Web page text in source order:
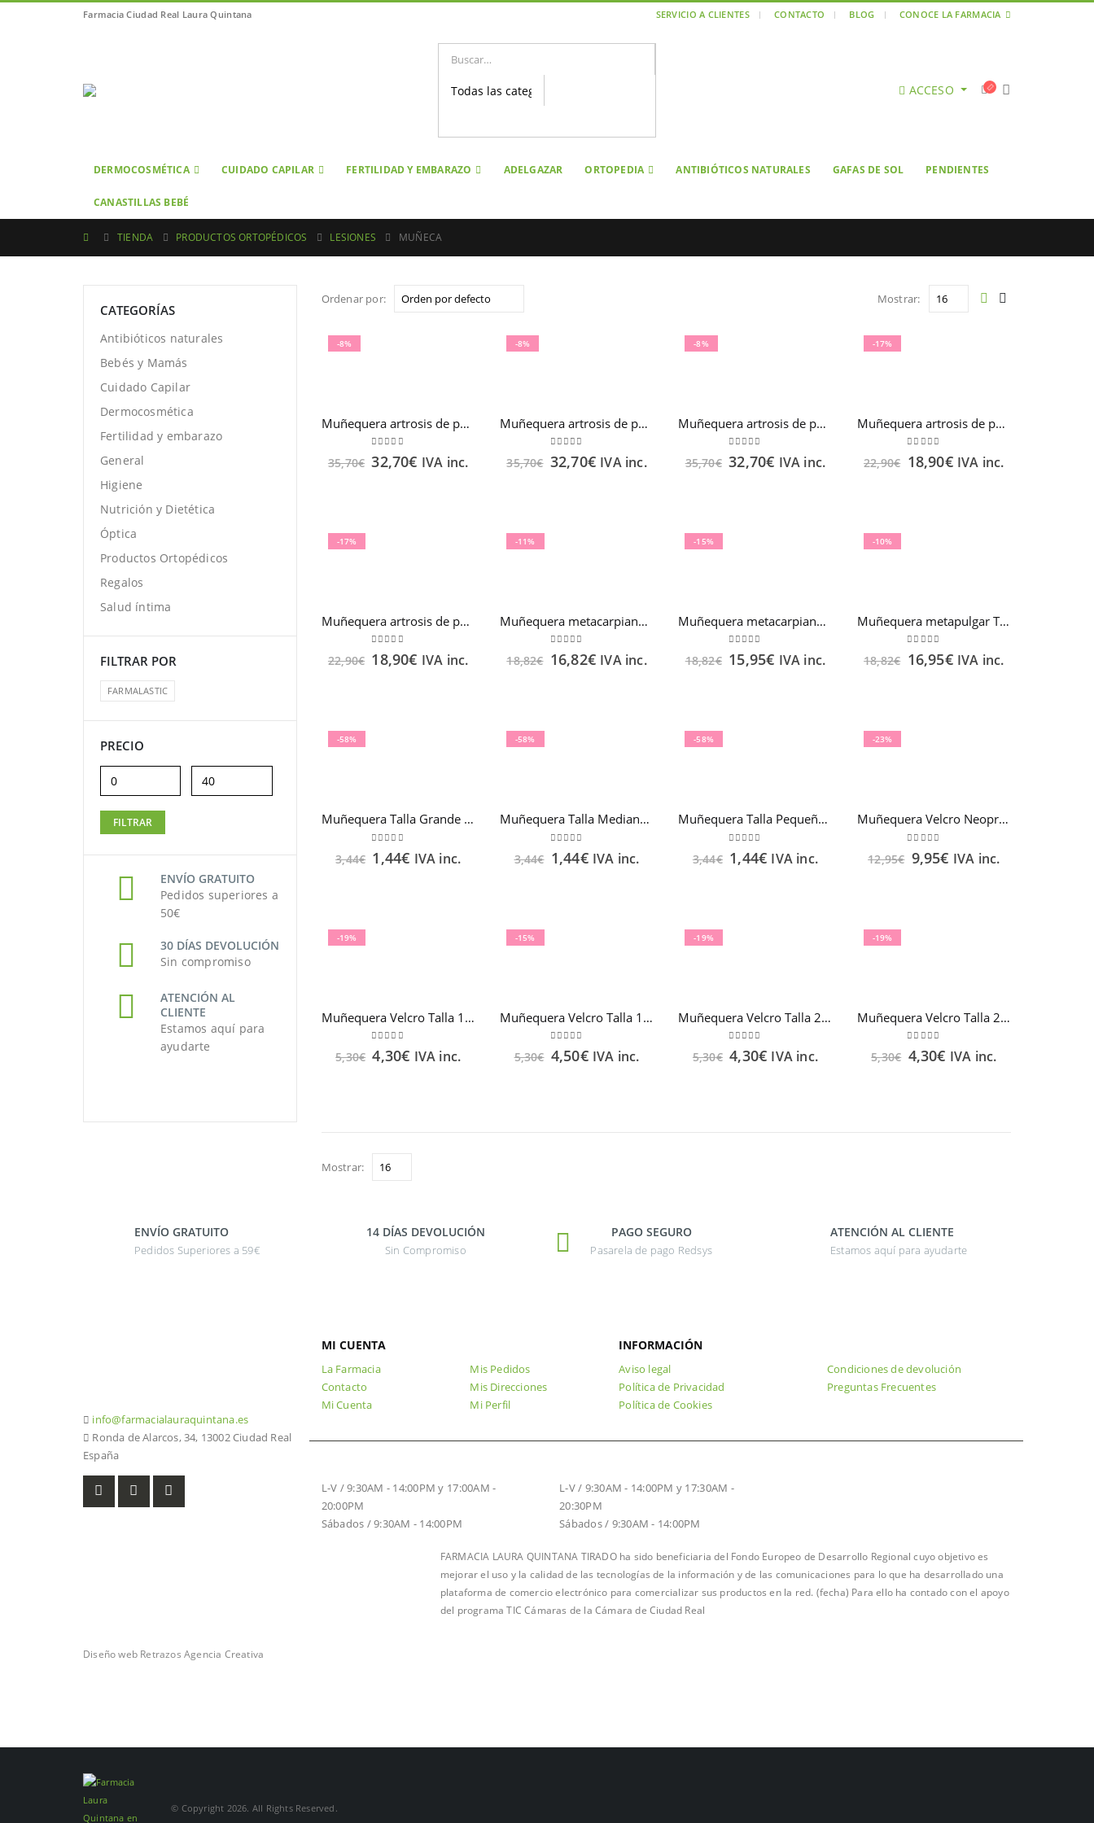
Farmacia Ciudad Real Laura Quintana SERVICIO A CLIENTES CONTACTO BLOG CONOCE LA FARMACIA
ACCESO
DERMOCOSMÉTICA CUIDADO CAPILAR FERTILIDAD Y EMBARAZO ADELGAZAR ORTOPEDIA ANTIBIÓTICOS NATURALES GAFAS DE SOL PENDIENTES
CANASTILLAS BEBÉ
TIENDA PRODUCTOS ORTOPÉDICOS LESIONES MUÑECA
Ordenar por: Mostrar:
-8%
Muñequera artrosis de pulgar (DESCANSO) T.Mediana mano derecha FARMALASTIC
0out of 5
35,70€ 32,70€ IVA inc.
-8%
Muñequera artrosis de pulgar (DESCANSO) T.Mediana mano izquierda FARMALASTIC
0out of 5
35,70€ 32,70€ IVA inc.
-8%
Muñequera artrosis de pulgar (DESCANSO) T.Pequeña mano izquierda FARMALASTIC
0out of 5
35,70€ 32,70€ IVA inc.
-17%
Muñequera artrosis de pulgar (Rizartrosis) T. Grande mano izquierda FARMALASTIC
0out of 5
22,90€ 18,90€ IVA inc.
-17%
Muñequera artrosis de pulgar (Rizartrosis) T.Pequeña mano izquierda FARMALASTIC
0 out of 5
22,90€ 18,90€ IVA inc.
-11%
Muñequera metacarpiana con férula extraíble T. Grande Beige FARMALASTIC
0out of 5
18,82€ 16,82€ IVA inc.
-15%
Muñequera metacarpiana con férula extraíble T. Mediana Beige FARMALASTIC
0 out of 5
18,82€ 15,95€ IVA inc.
-10%
Muñequera metapulgar Talla 1 FARMALASTIC
0out of 5
18,82€ 16,95€ IVA inc.
-58%
Muñequera Talla Grande FARMALASTIC
3,44€ 1,44€ IVA inc.
-58%
Muñequera Talla Mediana FARMALASTIC
3,44€ 1,44€ IVA inc.
-58%
Muñequera Talla Pequeña FARMALASTIC
3,44€ 1,44€ IVA inc.
-23%
Muñequera Velcro Neopreno Talla única
12,95€ 9,95€ IVA inc.
-19%
Muñequera Velcro Talla 1 Beige FARMALASTIC
5,30€ 4,30€ IVA inc.
-15%
Muñequera Velcro Talla 1 Blanco FARMALASTIC
5,30€ 4,50€ IVA inc.
-19%
Muñequera Velcro Talla 2 Beige FARMALASTIC
5,30€ 4,30€ IVA inc.
-19%
Muñequera Velcro Talla 2 Blanco FARMALASTIC
5,30€ 4,30€ IVA inc.
Mostrar:
CATEGORÍAS
Antibióticos naturales
Bebés y Mamás
Cuidado Capilar
Dermocosmética
Fertilidad y embarazo
General
Higiene
Nutrición y Dietética
Óptica
Productos Ortopédicos
Regalos
Salud íntima
FILTRAR POR
FARMALASTIC
PRECIO
mínimo
máximo
FILTRAR
ENVÍO GRATUITO
Pedidos superiores a
50€
30 DÍAS DEVOLUCIÓN
Sin compromiso
ATENCIÓN AL
CLIENTE
Estamos aquí para
ayudarte
ENVÍO GRATUITO
Pedidos Superiores a 59€
14 DÍAS DEVOLUCIÓN
Sin Compromiso
PAGO SEGURO
Pasarela de pago Redsys
ATENCIÓN AL CLIENTE
Estamos aquí para ayudarte
info@farmacialauraquintana.es
Ronda de Alarcos, 34, 13002 Ciudad Real
España
MI CUENTA
La Farmacia
Contacto
Mi Cuenta
Mis Pedidos
Mis Direcciones
Mi Perfil
INFORMACIÓN
Aviso legal
Política de Privacidad
Política de Cookies
Condiciones de devolución
Preguntas Frecuentes
L-V / 9:30AM - 14:00PM y 17:00AM -
20:00PM
Sábados / 9:30AM - 14:00PM
L-V / 9:30AM - 14:00PM y 17:30AM -
20:30PM
Sábados / 9:30AM - 14:00PM
FARMACIA LAURA QUINTANA TIRADO ha sido beneficiaria del Fondo Europeo de Desarrollo Regional cuyo objetivo es
mejorar el uso y la calidad de las tecnologías de la información y de las comunicaciones para lo que ha desarrollado una
plataforma de comercio electrónico para comercializar sus productos en la red. (fecha) Para ello ha contado con el apoyo
del programa TIC Cámaras de la Cámara de Ciudad Real
Diseño web Retrazos Agencia Creativa
© Copyright 2026. All Rights Reserved.